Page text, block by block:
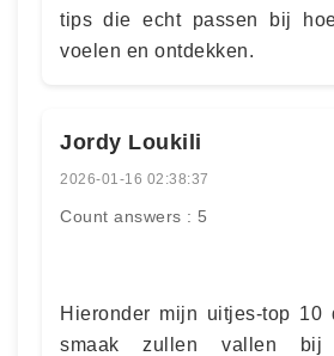
tips die echt passen bij
voelen en ontdekken.
Jordy Loukili
2026-01-16 02:38:37
Count answers : 5
Hieronder mijn uitjes-top
smaak zullen vallen bij